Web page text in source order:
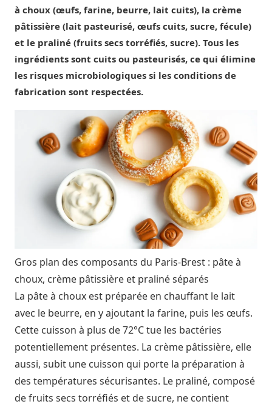
à choux (œufs, farine, beurre, lait cuits), la crème
pâtissière (lait pasteurisé, œufs cuits, sucre, fécule)
et le praliné (fruits secs torréfiés, sucre). Tous les
ingrédients sont cuits ou pasteurisés, ce qui élimine
les risques microbiologiques si les conditions de
fabrication sont respectées.
Gros plan des composants du Paris-Brest : pâte à
choux, crème pâtissière et praliné séparés
La pâte à choux est préparée en chauffant le lait
avec le beurre, en y ajoutant la farine, puis les œufs.
Cette cuisson à plus de 72°C tue les bactéries
potentiellement présentes. La crème pâtissière, elle
aussi, subit une cuisson qui porte la préparation à
des températures sécurisantes. Le praliné, composé
de fruits secs torréfiés et de sucre, ne contient